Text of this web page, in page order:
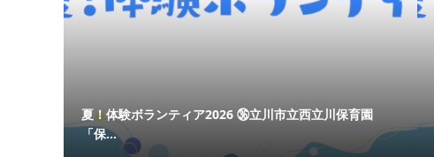
夏！体験ボランティア2026 ㊱立川市立西立川保育園
「保...